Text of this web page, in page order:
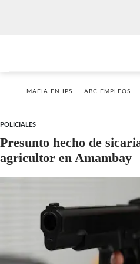
MAFIA EN IPS ABC EMPLEOS
POLICIALES
Presunto hecho de
agricultor en Amambay